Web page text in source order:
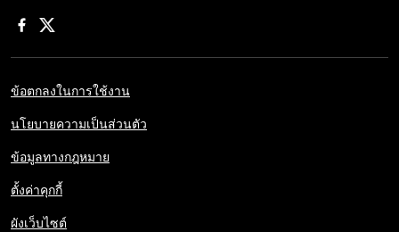
ข้อตกลงในการใช้งาน
นโยบายความเป็นส่วนตัว
ข้อมูลทางกฎหมาย
ตั้งค่าคุกกี้
ผังเว็บไซต์